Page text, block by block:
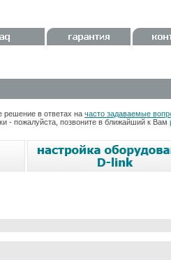
в ответах на часто задаваемые
- пожалуйста, позвоните в ближайший к Вам